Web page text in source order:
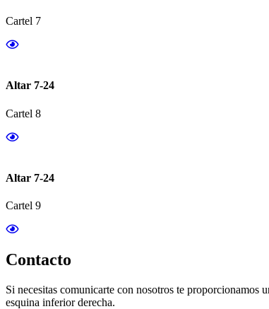
Cartel 7
Altar 7-24
Cartel 8
Altar 7-24
Cartel 9
Contacto
Si necesitas comunicarte con nosotros te
esquina inferior derecha.